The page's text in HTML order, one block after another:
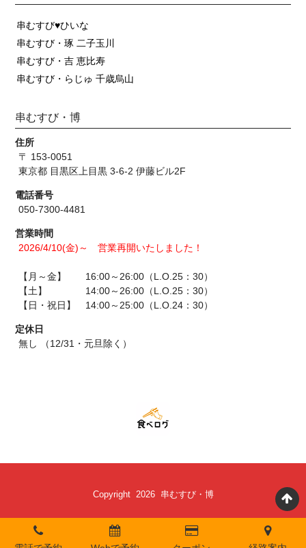
串むすび♥ひいな
串むすび・琢 二子玉川
串むすび・吉 恵比寿
串むすび・らじゅ 千歳烏山
串むすび・博
住所
〒 153-0051
東京都 目黒区上目黒 3-6-2 伊藤ビル2F
電話番号
050-7300-4481
営業時間
2026/4/10(金)～ 営業再開いたしました！
【月～金】 16:00～26:00（L.O.25：30）
【土】 14:00～26:00（L.O.25：30）
【日・祝日】 14:00～25:00（L.O.24：30）
定休日
無し （12/31・元旦除く）
Copyright 2026 串むすび・博